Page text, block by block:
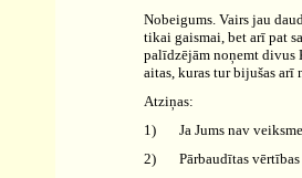
Nobeigums. Vairs jau
tikai gaismai, bet arī pat
palīdzējām noņemt divus
aitas, kuras tur bijušas
Atziņas:
1)
Ja Jums nav
2)
Pārbaudītas